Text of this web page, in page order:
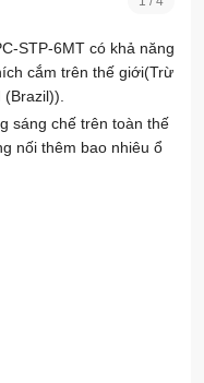
STP-6MT có khả năng
cắm trên thế giới(Trừ
sáng chế trên toàn thế
nối thêm bao nhiêu ổ
với bộ ổ cắm nối PC-
đại, bảo vệ nguồn
phát hiện nguồn
PC-STP-6MT